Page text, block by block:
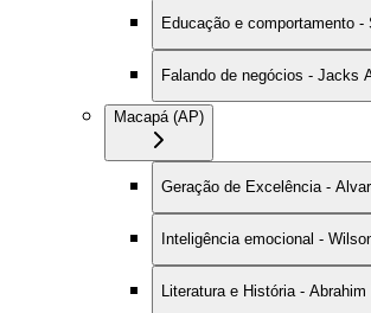
Educação e comportamento -
Falando de negócios - Jacks
Macapá (AP)
Geração de Excelência -
Inteligência emocional -
Literatura e História - Abrahim